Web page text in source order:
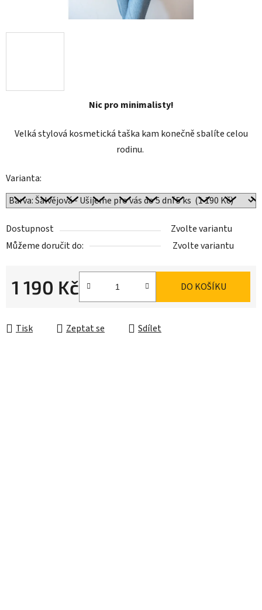
Nic pro minimalisty!
Velká stylová kosmetická taška kam konečně sbalíte celou
rodinu.
Varianta:
Dostupnost
Zvolte variantu
Můžeme doručit do:
Zvolte variantu
1 190 Kč DO KOŠÍKU
Tisk Zeptat se Sdílet